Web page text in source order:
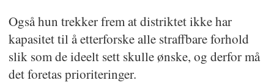
Også hun trekker frem at distriktet ikke har
kapasitet til å etterforske alle straffbare forhold
slik som de ideelt sett skulle ønske, og derfor må
det foretas prioriteringer.